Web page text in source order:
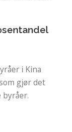
i Kina
gjør det
byråer.